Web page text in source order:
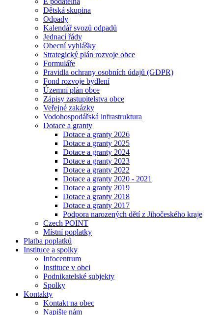
Dětská skupina
Odpady
Kalendář svozů odpadů
Jednací řády
Obecní vyhlášky
Strategický plán rozvoje obce
Formuláře
Pravidla ochrany osobních údajů (GDPR)
Fond rozvoje bydlení
Územní plán obce
Zápisy zastupitelstva obce
Veřejné zakázky
Vodohospodářská infrastruktura
Dotace a granty
Dotace a granty 2026
Dotace a granty 2025
Dotace a granty 2024
Dotace a granty 2023
Dotace a granty 2022
Dotace a granty 2020 - 2021
Dotace a granty 2019
Dotace a granty 2018
Dotace a granty 2017
Podpora narozených dětí z Jihočeského kraje
Czech POINT
Místní poplatky
Platba poplatků
Instituce a spolky
Infocentrum
Instituce v obci
Podnikatelské subjekty
Spolky
Kontakty
Kontakt na obec
Napište nám